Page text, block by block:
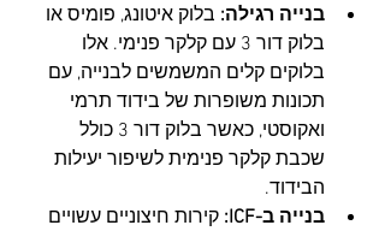
בנייה רגילה: בלוק איטונג, פומיס או
בלוק דור 3 עם קלקר פנימי. אלו
בלוקים קלים המשמשים לבנייה, עם
תכונות משופרות של בידוד תרמי
ואקוסטי, כאשר בלוק דור 3 כולל
שכבת קלקר פנימית לשיפור יעילות
הבידוד.
בנייה ב-ICF:
קירות חיצוניים עשויים